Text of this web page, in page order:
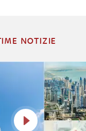
NOTIZIE